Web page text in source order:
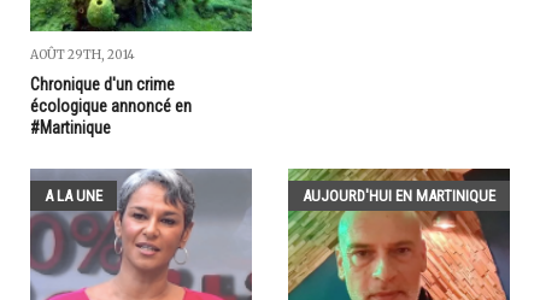
AOÛT 29TH, 2014
Chronique d'un crime
écologique annoncé en
#Martinique
A LA UNE AUJOURD'HUI EN MARTINIQUE